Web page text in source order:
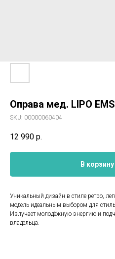
Оправа мед. LIPO
SKU: 00000060404
12 990 р.
В корзину
Уникальный дизайн в стиле ретро,
модель идеальным выбором для
Излучает молодёжную энергию и
владельца.